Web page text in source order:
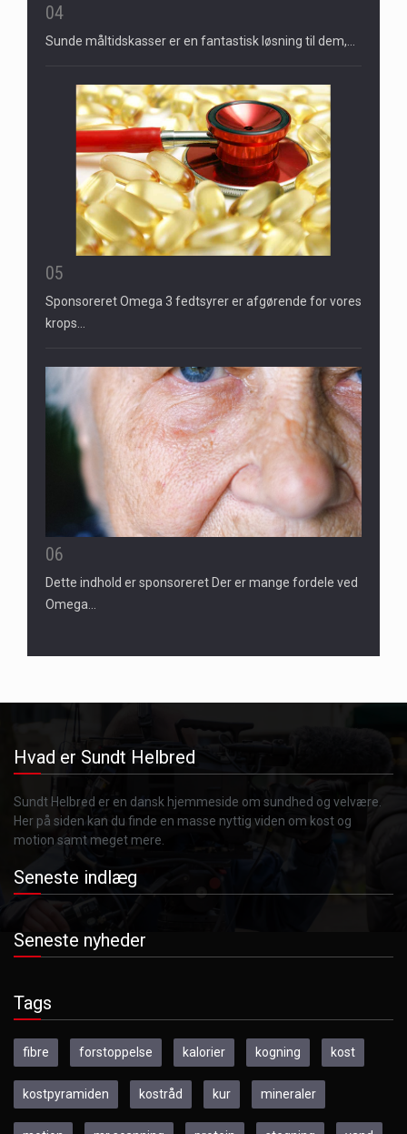
04
Sunde måltidskasser er en fantastisk løsning til dem,…
05
Sponsoreret Omega 3 fedtsyrer er afgørende for vores
krops…
06
Dette indhold er sponsoreret Der er mange fordele ved
Omega…
Hvad er Sundt Helbred
Sundt Helbred er en dansk hjemmeside om sundhed og velvære.
Her på siden kan du finde en masse nyttig viden om kost og
motion samt meget mere.
Seneste indlæg
Seneste nyheder
Tags
fibre forstoppelse kalorier kogning kost
kostpyramiden kostråd kur mineraler